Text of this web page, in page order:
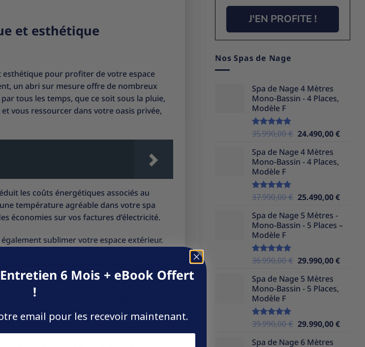
et esthétique
esthétique pour profiter de votre espace
un abri sur mesure offre de nombreux
tous les temps, que ce soit sous la pluie,
vous ressourcer dans votre oasis privée,
les coûts énergétiques associés au
température agréable dans votre spa
économies sur vos factures d’électricité.
sublimer votre espace extérieur.
à l’architecture de votre jardin ou
il ajoute également une touche d’élégance
et esthétique pour profiter pleinement de
conservant la chaleur et en ajoutant une
votre espace extérieur.
J'EN PROFITE !
Nos Spas de Nage
Spa de Nage 4 Mètres
Mono-Bassin - 4 Places,
Modèle F
Note5.00
35.990,00€ Le
initial
était :
24.490,00€Le
Spa de Nage 4 Mètres
Mono-Bassin - 4 Places,
Modèle F
Note5.00
37.990,00€ Le
initial
était :
25.490,00€Le
est :
Spa de Nage 5 Mètres -
Mono-Bassin - 5 Places –
Modèle F
Note5.00
36.990,00€ Le
initial
était :
29.990,00€Le
Spa de Nage 5 Mètres
Mono-Bassin - 5 Places,
Modèle F
Note5.00
39.990,00€ Le
initial
29.990,00€Le
Spa de Nage 6 Mètres
6 Mois + eBook Offert
!
email pour les recevoir maintenant.